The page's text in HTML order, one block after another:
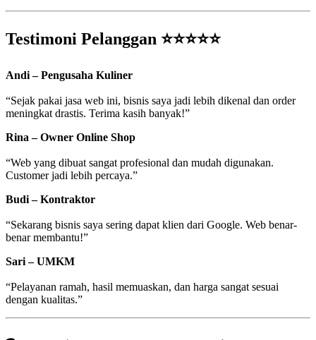
Testimoni Pelanggan ⭐⭐⭐⭐⭐
Andi – Pengusaha Kuliner
“Sejak pakai jasa web ini, bisnis saya jadi lebih dikenal dan order
meningkat drastis. Terima kasih banyak!”
Rina – Owner Online Shop
“Web yang dibuat sangat profesional dan mudah digunakan.
Customer jadi lebih percaya.”
Budi – Kontraktor
“Sekarang bisnis saya sering dapat klien dari Google. Web benar-
benar membantu!”
Sari – UMKM
“Pelayanan ramah, hasil memuaskan, dan harga sangat sesuai
dengan kualitas.”